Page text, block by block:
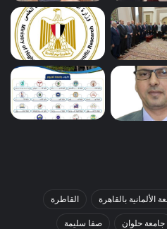
الألمانية بالقاهرة القاطرة
جامعة حلوان صفا سليمة